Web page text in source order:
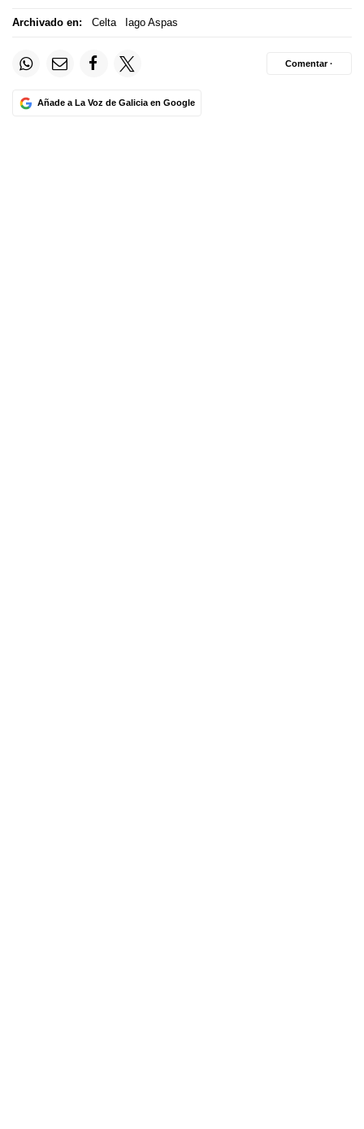
Archivado en: Celta Iago Aspas
Añade a La Voz de Galicia en Google
Comentar ·